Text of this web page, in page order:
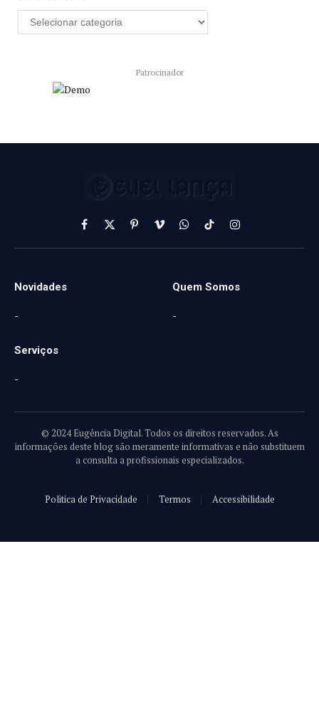
Patrocinador
Facebook
X
(Twitter)
PinterestVimeoWhatsApp
TikTokInstagram
Novidades
-
Quem Somos
-
Serviços
-
© 2024 Eugência Digital. Todos os direitos reservados. As
informações deste blog são meramente informativas e não substituem
a consulta a profissionais especializados.
Politica de Privacidade Termos Accessibilidade